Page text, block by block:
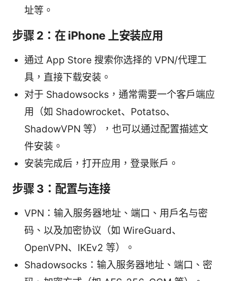
址等。
步骤 2：在 iPhone 上安装应用
通过 App Store 搜索你选择的 VPN/代理工
具，直接下载安装。
对于 Shadowsocks，通常需要一个客户端应
用（如 Shadowrocket、Potatso、
ShadowVPN 等），也可以通过配置描述文
件安装。
安装完成后，打开应用，登录账户。
步骤 3：配置与连接
VPN：输入服务器地址、端口、用户名与密
码、以及加密协议（如 WireGuard、
OpenVPN、IKEv2 等）。
Shadowsocks：输入服务器地址、端口、密